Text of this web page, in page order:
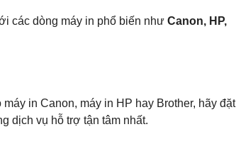
các dòng máy in phổ biến nhưCanon, HP,
in Canon, máy in HP hay Brother, hãy đặt
dịch vụ hỗ trợ tận tâm nhất.